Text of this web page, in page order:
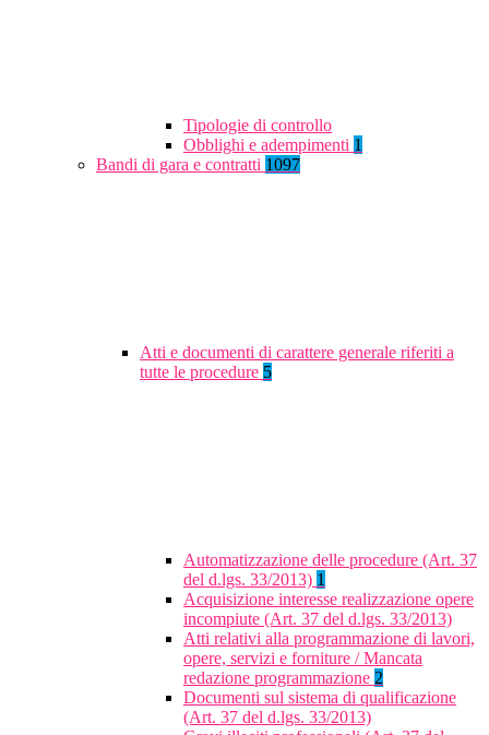
Tipologie di controllo
Obblighi e adempimenti 1
Bandi di gara e contratti 1097
Atti e documenti di carattere generale riferiti a
tutte le procedure 5
Automatizzazione delle procedure (Art. 37
del d.lgs. 33/2013) 1
Acquisizione interesse realizzazione opere
incompiute (Art. 37 del d.lgs. 33/2013)
Atti relativi alla programmazione di lavori,
opere, servizi e forniture / Mancata
redazione programmazione 2
Documenti sul sistema di qualificazione
(Art. 37 del d.lgs. 33/2013)